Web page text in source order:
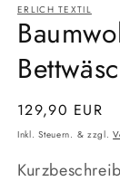
ERLICH TEXTIL
Normaler
Preis
129,90 EUR
Inkl. Steuern. & zzgl.